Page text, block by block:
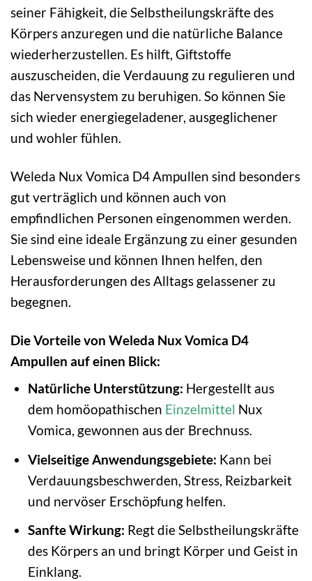
seiner Fähigkeit, die Selbstheilungskräfte des
Körpers anzuregen und die natürliche Balance
wiederherzustellen. Es hilft, Giftstoffe
auszuscheiden, die Verdauung zu regulieren und
das Nervensystem zu beruhigen. So können Sie
sich wieder energiegeladener, ausgeglichener
und wohler fühlen.
Weleda Nux Vomica D4 Ampullen sind besonders
gut verträglich und können auch von
empfindlichen Personen eingenommen werden.
Sie sind eine ideale Ergänzung zu einer gesunden
Lebensweise und können Ihnen helfen, den
Herausforderungen des Alltags gelassener zu
begegnen.
Die Vorteile von Weleda Nux Vomica D4
Ampullen auf einen Blick:
Natürliche Unterstützung: Hergestellt aus
dem homöopathischen Einzelmittel Nux
Vomica, gewonnen aus der Brechnuss.
Vielseitige Anwendungsgebiete: Kann bei
Verdauungsbeschwerden, Stress, Reizbarkeit
und nervöser Erschöpfung helfen.
Sanfte Wirkung: Regt die Selbstheilungskräfte
des Körpers an und bringt Körper und Geist in
Einklang.